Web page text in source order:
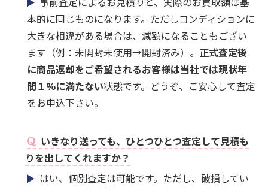
本的に同じものになります。ただしコンディションに
大きな相違がある場合は、減額になることもござい
ます（例：未開封未使用→開封済み）。 正式査定後
に商品返却をご希望されるお客様は当社では現状年
間１%に満たない状態です。どうぞ、ご安心して査定
をお申込下さい。
いきなり送っても、ひとつひとつ査定して見積も
りを出してくれますか？
はい、個別査定は可能です。ただし、破損してい